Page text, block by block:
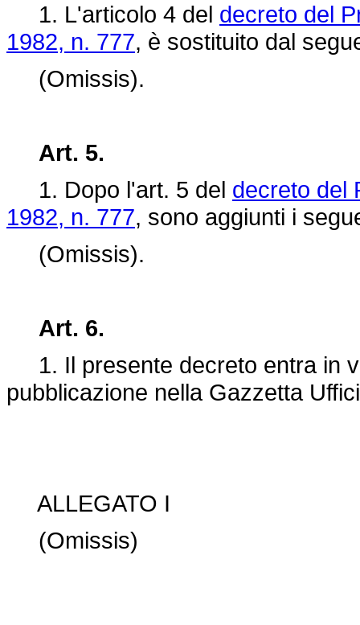
1. L'articolo 4 del decreto del
1982, n. 777, è sostituito dal
(Omissis).
Art. 5.
1. Dopo l'art. 5 del decreto del
1982, n. 777, sono aggiunti i
(Omissis).
Art. 6.
1. Il presente decreto entra in
pubblicazione nella Gazzetta
ALLEGATO I
(Omissis)